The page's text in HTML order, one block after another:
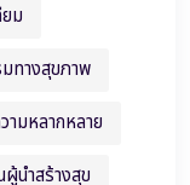
ม
ทางสุขภาพ
ามหลากหลาย
ผู้นำสร้างสุข